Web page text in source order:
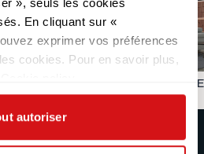
», seuls les cookies
En cliquant sur «
exprimer vos préférences
cookies. Pour en savoir plus,
autoriser
CANAPÉS D'ANGLE